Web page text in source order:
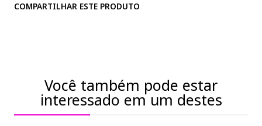
COMPARTILHAR ESTE PRODUTO
Você também pode estar
interessado em um destes